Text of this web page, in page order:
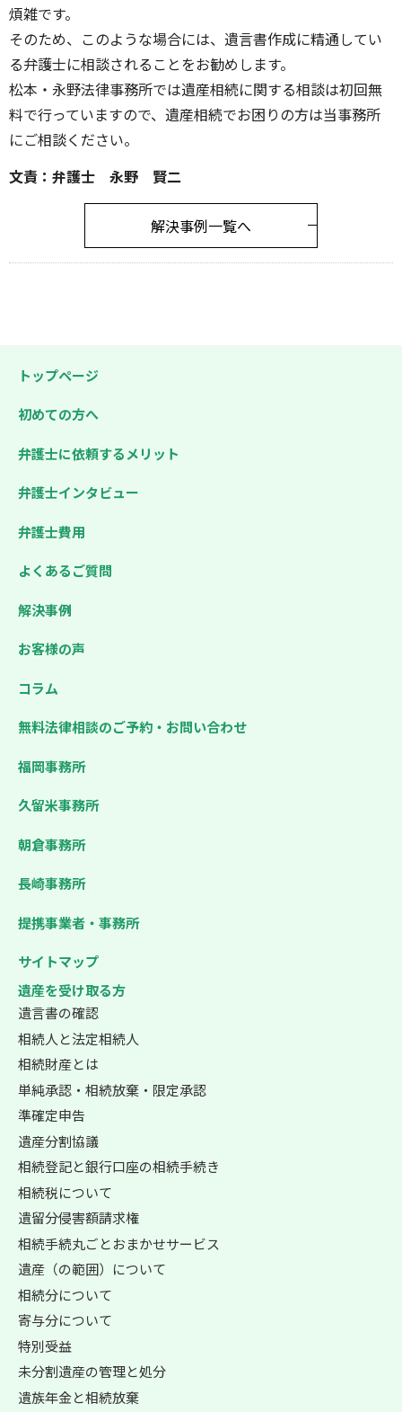
煩雑です。
そのため、このような場合には、遺言書作成に精通してい
る弁護士に相談されることをお勧めします。
松本・永野法律事務所では遺産相続に関する相談は初回無
料で行っていますので、遺産相続でお困りの方は当事務所
にご相談ください。
文責：弁護士 永野 賢二
解決事例一覧へ
トップページ
初めての方へ
弁護士に依頼するメリット
弁護士インタビュー
弁護士費用
よくあるご質問
解決事例
お客様の声
コラム
無料法律相談のご予約・お問い合わせ
福岡事務所
久留米事務所
朝倉事務所
長崎事務所
提携事業者・事務所
サイトマップ
遺産を受け取る方
遺言書の確認
相続人と法定相続人
相続財産とは
単純承認・相続放棄・限定承認
準確定申告
遺産分割協議
相続登記と銀行口座の相続手続き
相続税について
遺留分侵害額請求権
相続手続丸ごとおまかせサービス
遺産（の範囲）について
相続分について
寄与分について
特別受益
未分割遺産の管理と処分
遺族年金と相続放棄